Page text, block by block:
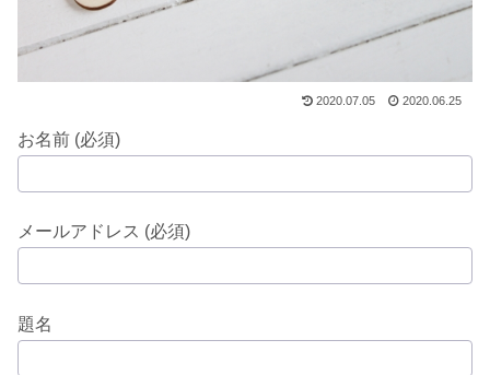
2020.07.05 2020.06.25
お名前 (必須)
メールアドレス (必須)
題名